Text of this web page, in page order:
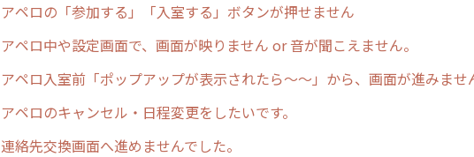
アペロの「参加する」「入室する」ボタンが押せません
アペロ中や設定画面で、画面が映りません or 音が聞こえません。
アペロ入室前「ポップアップが表示されたら〜〜」から、画面が進みませ
アペロのキャンセル・日程変更をしたいです。
連絡先交換画面へ進めませんでした。